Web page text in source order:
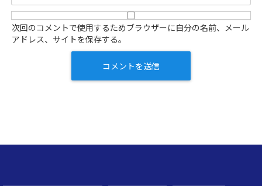
次回のコメントで使用するためブラウザーに自分の名前、メール
アドレス、サイトを保存する。